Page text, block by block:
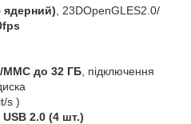
ядерний) , 23DOpenGLES2.0/
MMC до 32 ГБ , підключення
s )
USB 2.0 (4 шт.)